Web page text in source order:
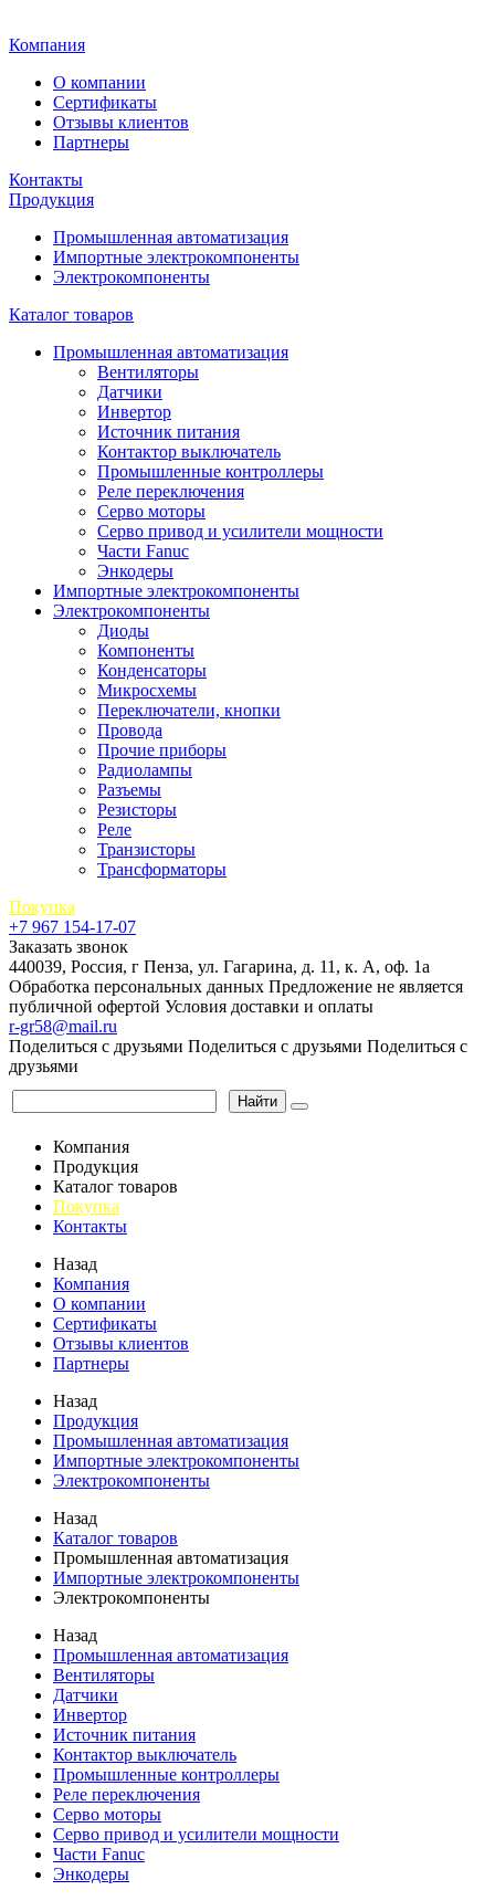
Компания
О компании
Сертификаты
Отзывы клиентов
Партнеры
Контакты
Продукция
Промышленная автоматизация
Импортные электрокомпоненты
Электрокомпоненты
Каталог товаров
Промышленная автоматизация
Вентиляторы
Датчики
Инвертор
Источник питания
Контактор выключатель
Промышленные контроллеры
Реле переключения
Серво моторы
Серво привод и усилители мощности
Части Fanuc
Энкодеры
Импортные электрокомпоненты
Электрокомпоненты
Диоды
Компоненты
Конденсаторы
Микросхемы
Переключатели, кнопки
Провода
Прочие приборы
Радиолампы
Разъемы
Резисторы
Реле
Транзисторы
Трансформаторы
Покупка
+7 967 154-17-07
Заказать звонок
440039, Россия, г Пенза, ул. Гагарина, д. 11, к. А, оф. 1а
Обработка персональных данных Предложение не является
публичной офертой Условия доставки и оплаты
r-gr58@mail.ru
Поделиться с друзьями Поделиться с друзьями Поделиться с
друзьями
Найти
Компания
Продукция
Каталог товаров
Покупка
Контакты
Назад
Компания
О компании
Сертификаты
Отзывы клиентов
Партнеры
Назад
Продукция
Промышленная автоматизация
Импортные электрокомпоненты
Электрокомпоненты
Назад
Каталог товаров
Промышленная автоматизация
Импортные электрокомпоненты
Электрокомпоненты
Назад
Промышленная автоматизация
Вентиляторы
Датчики
Инвертор
Источник питания
Контактор выключатель
Промышленные контроллеры
Реле переключения
Серво моторы
Серво привод и усилители мощности
Части Fanuc
Энкодеры